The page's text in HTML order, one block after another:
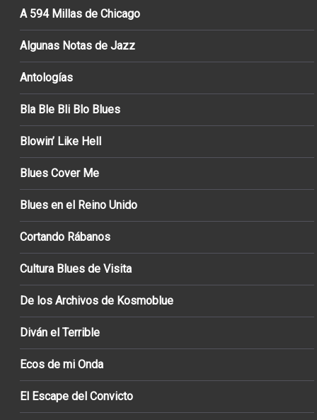
A 594 Millas de Chicago
Algunas Notas de Jazz
Antologías
Bla Ble Bli Blo Blues
Blowin’ Like Hell
Blues Cover Me
Blues en el Reino Unido
Cortando Rábanos
Cultura Blues de Visita
De los Archivos de Kosmoblue
Diván el Terrible
Ecos de mi Onda
El Escape del Convicto